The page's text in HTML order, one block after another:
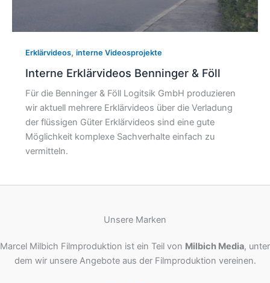
Erklärvideos, interne Videosprojekte
Interne Erklärvideos Benninger & Föll
Für die Benninger & Föll Logitsik GmbH produzieren
wir aktuell mehrere Erklärvideos über die Verladung
der flüssigen Güter Erklärvideos sind eine gute
Möglichkeit komplexe Sachverhalte einfach zu
vermitteln.
Unsere Marken
Marcel Milbich Filmproduktion ist ein Teil von Milbich Media, unter
dem wir unsere Angebote aus der Filmproduktion vereinen.